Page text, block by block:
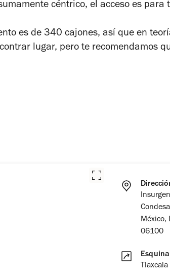
céntrico, el acceso es para
es de 340 cajones, así que en
lugar, pero te recomendamos
Condesa
México,
06100
Tlaxcala